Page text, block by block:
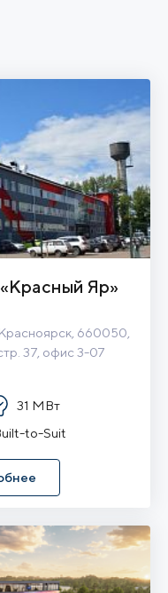
Яр»
660050,
37, офис 3-07
31 МВт
to-Suit